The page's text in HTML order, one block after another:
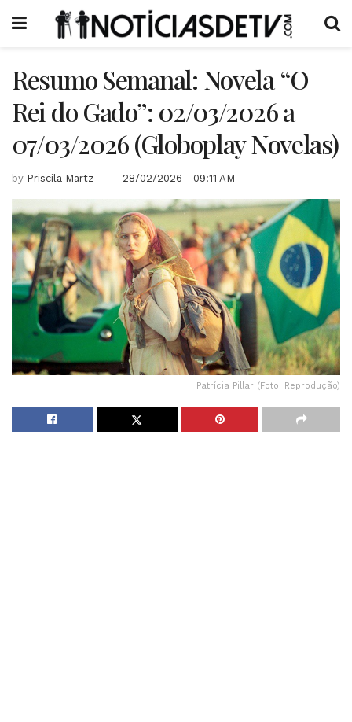
Resumo Semanal: Novela “O
Rei do Gado”: 02/03/2026 a
07/03/2026 (Globoplay Novelas)
by Priscila Martz 28/02/2026 - 09:11 AM
Patrícia Pillar (Foto: Reprodução)